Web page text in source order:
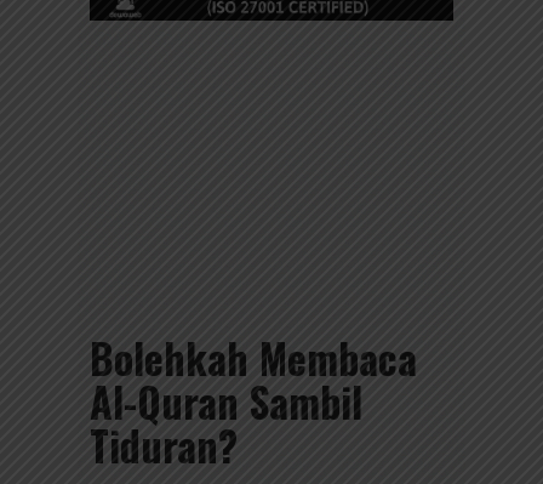
Bolehkah Membaca
Al-Quran Sambil
Tiduran?